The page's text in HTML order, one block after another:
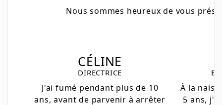
Nous sommes heureux de vous
CÉLINE
DIRECTRICE
J'ai fumé pendant plus de 10
ans, avant de parvenir à arrêter
À la
5 ans,